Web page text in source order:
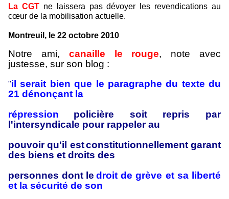
La CGTne laissera pas dévoyer les revendications au
cœur de la mobilisation actuelle.
Montreuil, le 22 octobre 2010
Notre ami, canaille le rouge, note avec
justesse, sur son blog :
"il serait bien que le paragraphe du texte du
21 dénonçant la
répression
policière soit repris par
l'intersyndicale pour rappeler au
pouvoir qu'il estconstitutionnellement garant
des biens et droits des
personnes dont le droit de grève et sa liberté
et la sécurité de son